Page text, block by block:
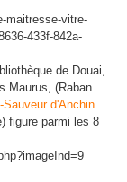
maitresse-vitre-
433f-842a-
de Douai,
Maurus, (Raban
d'Anchin .
figure parmi les 8